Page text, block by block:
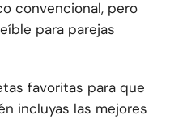
convencional, pero
para parejas
favoritas para que
incluyas las mejores